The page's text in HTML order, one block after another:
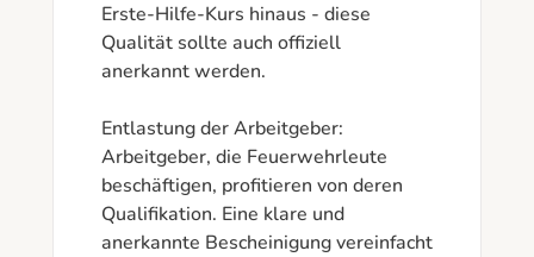
Erste-Hilfe-Kurs hinaus - diese
Qualität sollte auch offiziell
anerkannt werden.
Entlastung der Arbeitgeber:
Arbeitgeber, die Feuerwehrleute
beschäftigen, profitieren von deren
Qualifikation. Eine klare und
anerkannte Bescheinigung vereinfacht